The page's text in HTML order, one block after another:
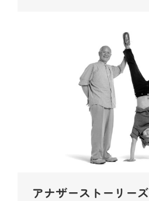
アナザーストーリーズ